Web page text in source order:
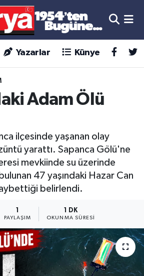
Yazarlar Künye
Adam Ölü
ilçesinde yaşanan olay
yarattı. Sapanca Gölü'ne
mevkiinde su üzerinde
47 yaşındaki Hazar Can
belirlendi.
PAYLAŞIM
1 DK
OKUNMA SÜRESI